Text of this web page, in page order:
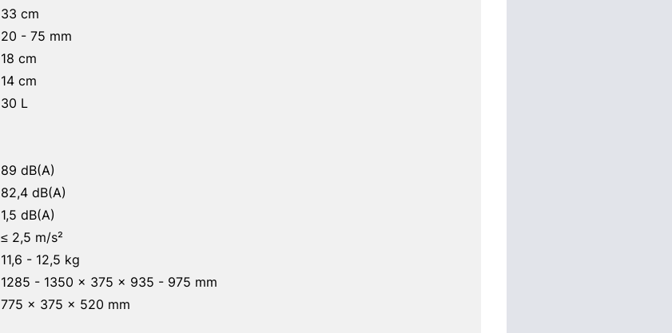
33 cm
20 - 75 mm
18 cm
14 cm
30 L
89 dB(A)
82,4 dB(A)
1,5 dB(A)
≤ 2,5 m/s²
11,6 - 12,5 kg
1285 - 1350 x 375 x 935 - 975 mm
775 x 375 x 520 mm